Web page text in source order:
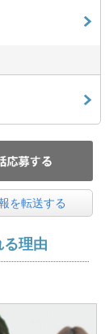
を転送する
理由